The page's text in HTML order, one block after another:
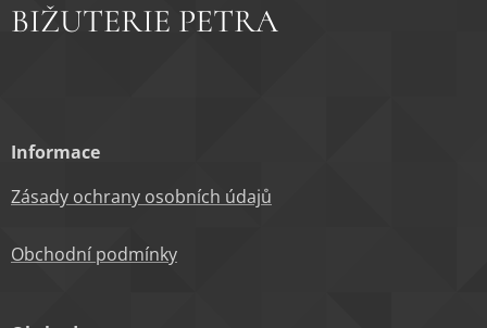
BIŽUTERIE PETRA
Informace
Zásady ochrany osobních údajů
Obchodní podmínky